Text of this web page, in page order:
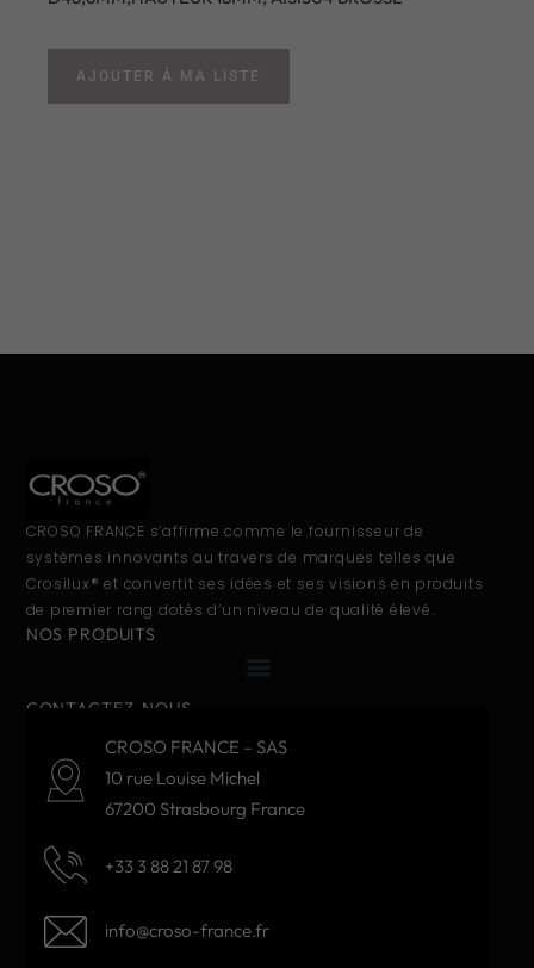
AJOUTER À MA LISTE
CROSO FRANCE s’affirme comme le fournisseur de
systèmes innovants au travers de marques telles que
Crosilux® et convertit ses idées et ses visions en produits
de premier rang dotés d’un niveau de qualité élevé.
NOS PRODUITS
CONTACTEZ-NOUS
CROSO FRANCE – SAS
10 rue Louise Michel
67200 Strasbourg France
+33 3 88 21 87 98
info@croso-france.fr